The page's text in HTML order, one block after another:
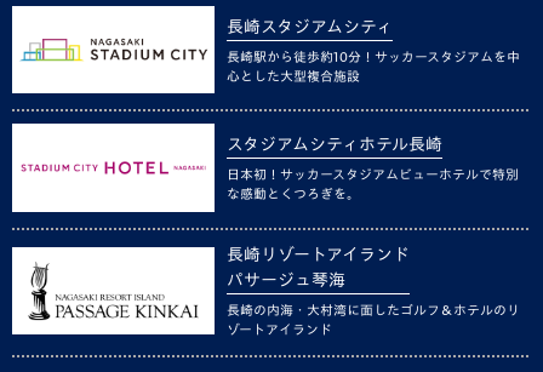
長崎スタジアムシティ
長崎駅から徒歩約10分！サッカースタジアムを中
心とした大型複合施設
スタジアムシティホテル長崎
日本初！サッカースタジアムビューホテルで特別
な感動とくつろぎを。
長崎リゾートアイランド
パサージュ琴海
長崎の内海・大村湾に面したゴルフ＆ホテルのリ
ゾートアイランド